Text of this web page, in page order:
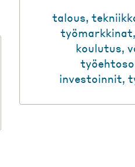
talous,
työmarkkinat,
koulutus,
investoinnit,